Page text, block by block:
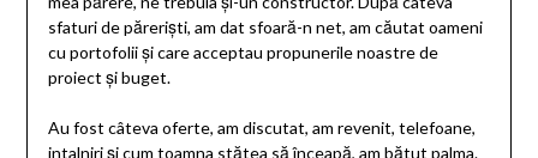
sfaturi de păreriști, am dat sfoară-n net, am căutat oameni
cu portofolii și care acceptau propunerile noastre de
proiect și buget.
Au fost câteva oferte, am discutat, am revenit, telefoane,
intalniri și cum toamna stătea să înceapă, am bătut palma.